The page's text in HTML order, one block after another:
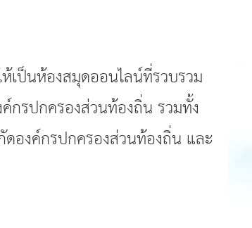
เป็นห้องสมุดออนไลน์ที่รวบรวม
กรปกครองส่วนท้องถิ่น รวมทั้ง
องค์กรปกครองส่วนท้องถิ่น และ